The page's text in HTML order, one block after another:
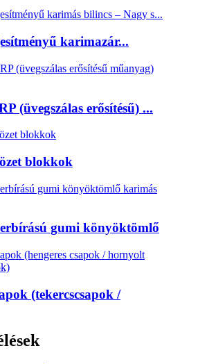
karimazár...
(üvegszálas erősítésű) ...
blokkok
gumi könyöktömlő
(tekercscsapok /